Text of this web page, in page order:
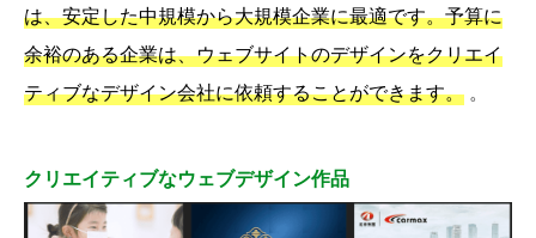
は、安定した中規模から大規模企業に最適です。予算に
余裕のある企業は、ウェブサイトのデザインをクリエイ
ティブなデザイン会社に依頼することができます。 。
クリエイティブなウェブデザイン作品